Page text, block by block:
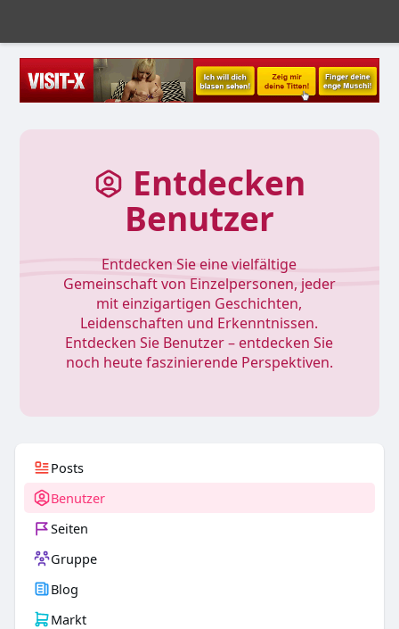
Entdecken
Benutzer
Entdecken Sie eine vielfältige
Gemeinschaft von Einzelpersonen, jeder
mit einzigartigen Geschichten,
Leidenschaften und Erkenntnissen.
Entdecken Sie Benutzer – entdecken Sie
noch heute faszinierende Perspektiven.
Posts
Benutzer
Seiten
Gruppe
Blog
Markt